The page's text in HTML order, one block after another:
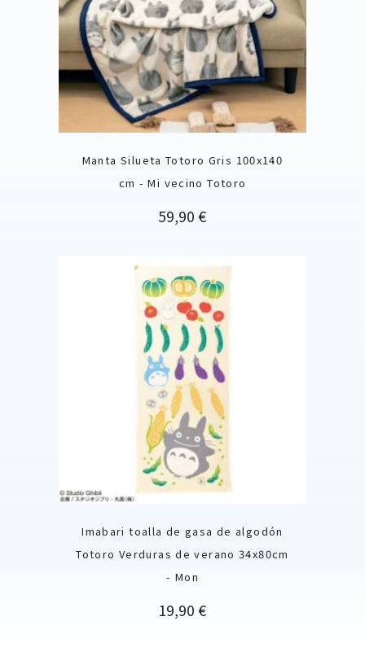
Manta Silueta Totoro Gris 100x140
cm - Mi vecino Totoro
Precio
59,90 €
Imabari toalla de gasa de algodón
Totoro Verduras de verano 34x80cm
- Mon
Precio
19,90 €